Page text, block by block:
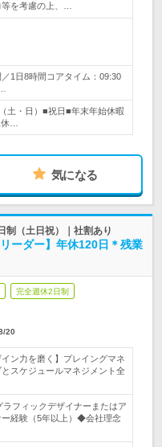
を考慮の上、…
1日8時間コアタイム：09:30
土・日）■祝日■年末年始休暇
…
気になる
制（土日祝）｜社割あり
ーダー】年休120日＊残業
完全週休2日制
20
ン力を磨く】プレイングマネ
スケジュールマネジメント全
フィックデザイナーまたはア
経験（5年以上）◆会社理念